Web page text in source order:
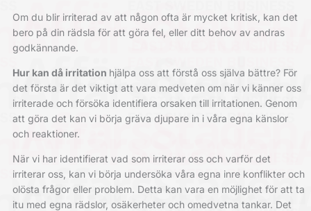
Om du blir irriterad av att någon ofta är mycket kritisk, kan det
bero på din rädsla för att göra fel, eller ditt behov av andras
godkännande.
Hur kan då irritation hjälpa oss att förstå oss själva bättre? För
det första är det viktigt att vara medveten om när vi känner oss
irriterade och försöka identifiera orsaken till irritationen. Genom
att göra det kan vi börja gräva djupare in i våra egna känslor
och reaktioner.
När vi har identifierat vad som irriterar oss och varför det
irriterar oss, kan vi börja undersöka våra egna inre konflikter och
olösta frågor eller problem. Detta kan vara en möjlighet för att ta
itu med egna rädslor, osäkerheter och omedvetna tankar. Det